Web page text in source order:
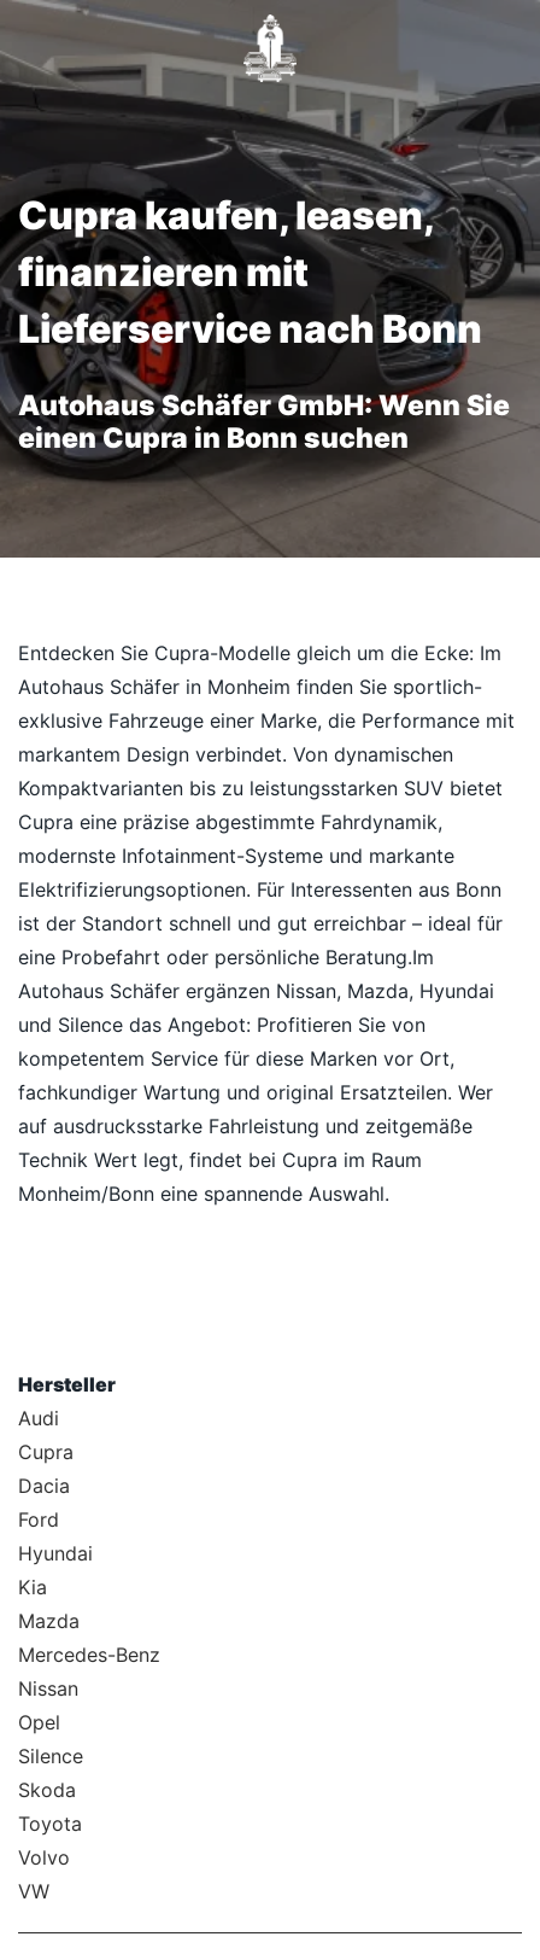
Cupra kaufen, leasen,
finanzieren mit
Lieferservice nach Bonn
Autohaus Schäfer GmbH: Wenn Sie
einen Cupra in Bonn suchen
Entdecken Sie Cupra-Modelle gleich um die Ecke: Im
Autohaus Schäfer in Monheim finden Sie sportlich-
exklusive Fahrzeuge einer Marke, die Performance mit
markantem Design verbindet. Von dynamischen
Kompaktvarianten bis zu leistungsstarken SUV bietet
Cupra eine präzise abgestimmte Fahrdynamik,
modernste Infotainment-Systeme und markante
Elektrifizierungsoptionen. Für Interessenten aus Bonn
ist der Standort schnell und gut erreichbar – ideal für
eine Probefahrt oder persönliche Beratung.Im
Autohaus Schäfer ergänzen Nissan, Mazda, Hyundai
und Silence das Angebot: Profitieren Sie von
kompetentem Service für diese Marken vor Ort,
fachkundiger Wartung und original Ersatzteilen. Wer
auf ausdrucksstarke Fahrleistung und zeitgemäße
Technik Wert legt, findet bei Cupra im Raum
Monheim/Bonn eine spannende Auswahl.
Hersteller
Audi
Cupra
Dacia
Ford
Hyundai
Kia
Mazda
Mercedes-Benz
Nissan
Opel
Silence
Skoda
Toyota
Volvo
VW